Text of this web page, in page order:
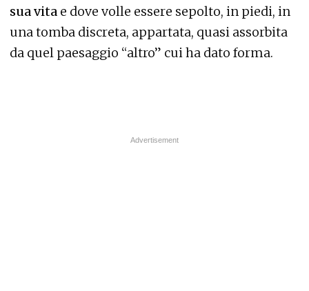
sua vita e dove volle essere sepolto, in piedi, in
una tomba discreta, appartata, quasi assorbita
da quel paesaggio “altro” cui ha dato forma.